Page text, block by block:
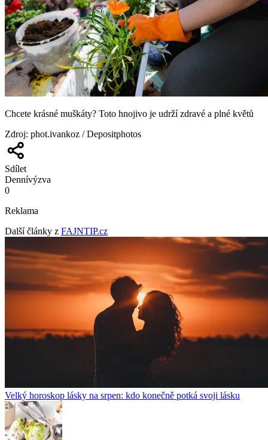
Chcete krásné muškáty? Toto hnojivo je udrží zdravé a plné květů
Zdroj: phot.ivankoz / Depositphotos
Sdílet
Dennívýzva
0
Reklama
Další články z FAJNTIP.cz
Velký horoskop lásky na srpen: kdo konečně potká svoji lásku